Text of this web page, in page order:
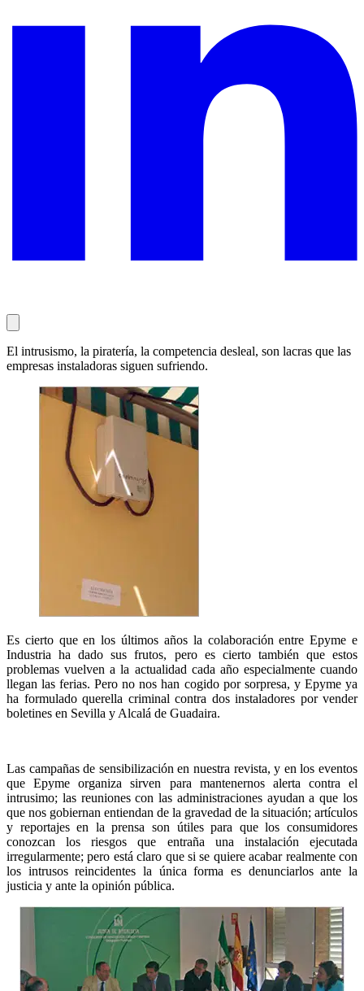
El intrusismo, la piratería, la competencia desleal, son lacras que las
empresas instaladoras siguen sufriendo.
Es cierto que en los últimos años la colaboración entre Epyme e
Industria ha dado sus frutos, pero es cierto también que estos
problemas vuelven a la actualidad cada año especialmente cuando
llegan las ferias. Pero no nos han cogido por sorpresa, y Epyme ya
ha formulado querella criminal contra dos instaladores por vender
boletines en Sevilla y Alcalá de Guadaira.
Las campañas de sensibilización en nuestra revista, y en los eventos
que Epyme organiza sirven para mantenernos alerta contra el
intrusimo; las reuniones con las administraciones ayudan a que los
que nos gobiernan entiendan de la gravedad de la situación; artículos
y reportajes en la prensa son útiles para que los consumidores
conozcan los riesgos que entraña una instalación ejecutada
irregularmente; pero está claro que si se quiere acabar realmente con
los intrusos reincidentes la única forma es denunciarlos ante la
justicia y ante la opinión pública.